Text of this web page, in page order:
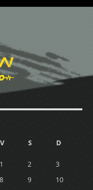
V S D
1 2
3
8 9 10